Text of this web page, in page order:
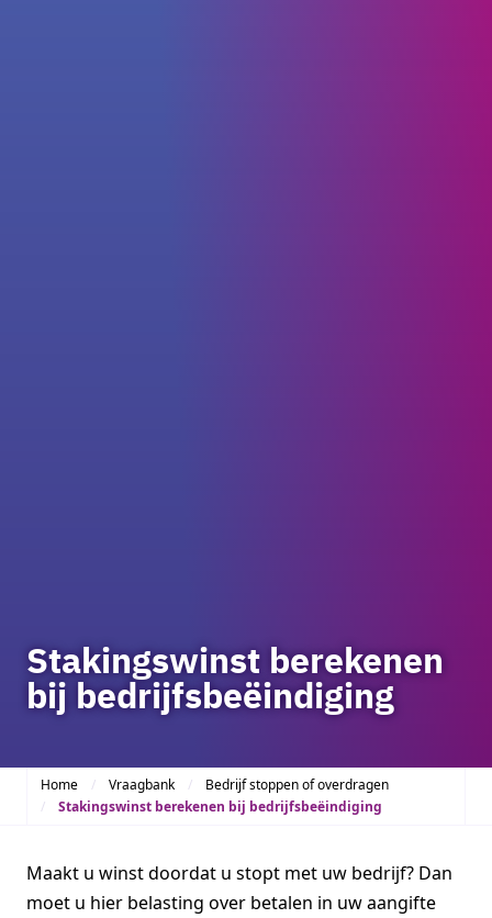
Stakingswinst berekenen
bij bedrijfsbeëindiging
Home Vraagbank
Bedrijf stoppen of overdragen
Stakingswinst berekenen bij bedrijfsbeëindiging
Maakt u winst doordat u stopt met uw bedrijf? Dan
moet u hier belasting over betalen in uw aangifte